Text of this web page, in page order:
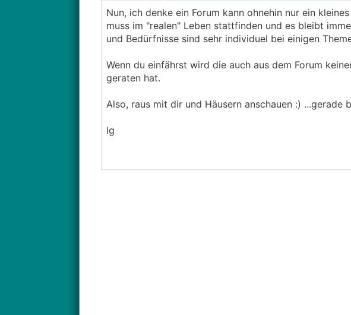
Nun, ich denke ein Forum kann ohnehin nur ein
muss im "realen" Leben stattfinden und es bleibt
und Bedürfnisse sind sehr individuel bei einigen
Wenn du einfährst wird die auch aus dem Forum
geraten hat.
Also, raus mit dir und Häusern anschauen :) ...gerade
lg